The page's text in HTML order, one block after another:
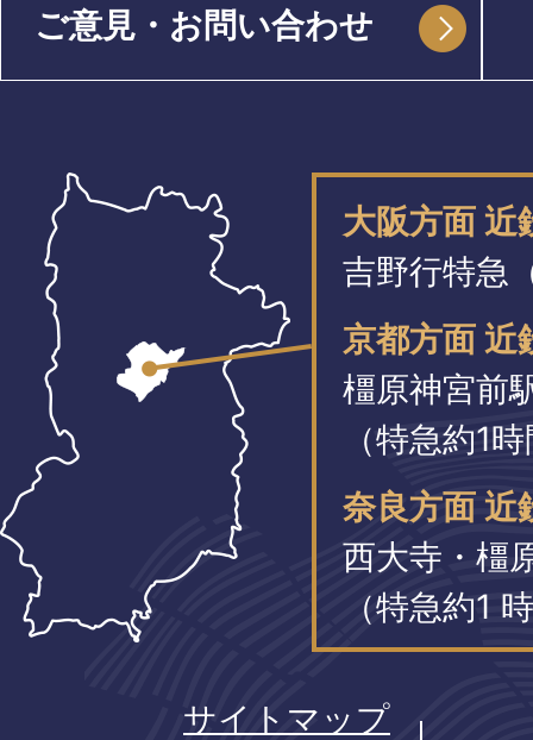
ご意見・お問い合わせ
大阪方面
吉野行特急
京都方面 近
橿原神宮前
（特急約1
奈良方面 近
西大寺・橿
（特急約1
サイトマップ